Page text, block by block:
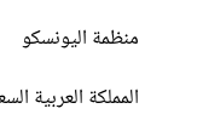
منظمة اليونسكو
المملكة العربية